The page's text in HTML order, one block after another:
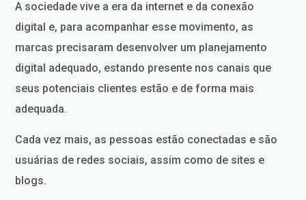
A sociedade vive a era da internet e da conexão
digital e, para acompanhar esse movimento, as
marcas precisaram desenvolver um planejamento
digital adequado, estando presente nos canais que
seus potenciais clientes estão e de forma mais
adequada.
Cada vez mais, as pessoas estão conectadas e são
usuárias de redes sociais, assim como de sites e
blogs.